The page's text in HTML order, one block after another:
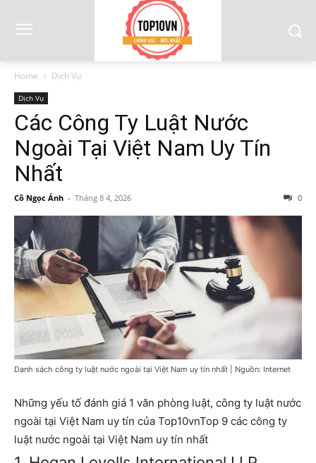
Home Dịch Vụ
Dịch Vụ
Các Công Ty Luật Nước
Ngoài Tại Việt Nam Uy Tín
Nhất
Cô Ngọc Ánh - Tháng 8 4, 2026 0
Danh sách công ty luật nước ngoài tại Việt Nam uy tín nhất | Nguồn: Internet
Những yếu tố đánh giá 1 văn phòng luật, công ty luật nước
ngoài tại Việt Nam uy tín của Top10vnTop 9 các công ty
luật nước ngoài tại Việt Nam uy tín nhất